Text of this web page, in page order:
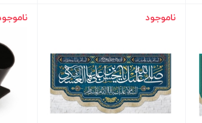
ناموجود